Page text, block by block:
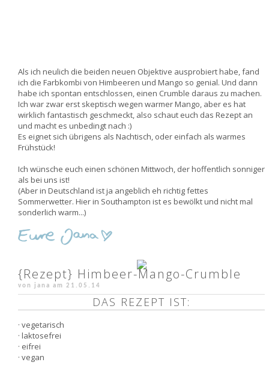
{Rezept} Himbeer-Mango-Crumble
von jana am 21.05.14
Als ich neulich die beiden neuen Objektive ausprobiert habe, fand
ich die Farbkombi von Himbeeren und Mango so genial. Und dann
habe ich spontan entschlossen, einen Crumble daraus zu machen.
Ich war zwar erst skeptisch wegen warmer Mango, aber es hat
wirklich fantastisch geschmeckt, also schaut euch das Rezept an
und macht es unbedingt nach :)
Es eignet sich übrigens als Nachtisch, oder einfach als warmes
Frühstück!
Ich wünsche euch einen schönen Mittwoch, der hoffentlich sonniger
als bei uns ist!
(Aber in Deutschland ist ja angeblich eh richtig fettes
Sommerwetter. Hier in Southampton ist es bewölkt und nicht mal
sonderlich warm...)
DAS REZEPT IST:
· vegetarisch
· laktosefrei
· eifrei
· vegan